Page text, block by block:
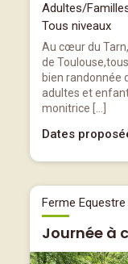
Adultes/
Tous niveaux
Au cœur du
de
bien randonnée
adultes et
monitrice […]
Dates
Ferme
Journée à